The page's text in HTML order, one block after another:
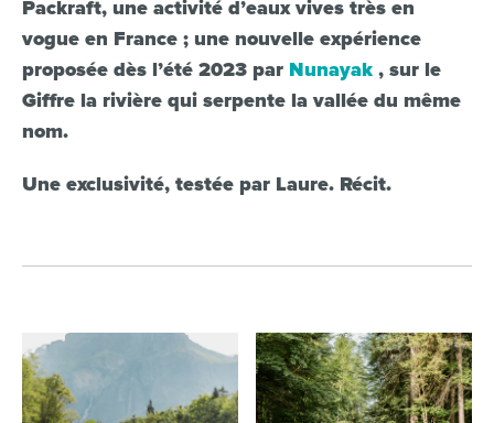
Packraft, une activité d’eaux vives très en
vogue en France ; une nouvelle expérience
proposée dès l’été 2023 par Nunayak , sur le
Giffre la rivière qui serpente la vallée du même
nom.
Une exclusivité, testée par Laure. Récit.